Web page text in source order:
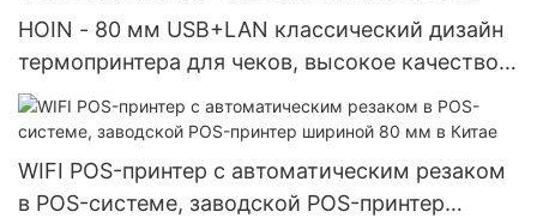
HOIN - 80 мм USB+LAN классический дизайн
термопринтера для чеков, высокое качество и
низкая стоимость настольного термопринтера
шириной 80 мм
WIFI POS-принтер с автоматическим резаком
в POS-системе, заводской POS-принтер